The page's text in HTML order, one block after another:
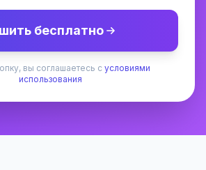
бесплатно
вы соглашаетесь с условиями
использования